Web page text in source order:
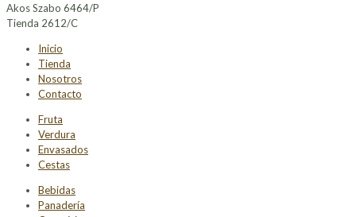
Akos Szabo 6464/P
Tienda 2612/C
Inicio
Tienda
Nosotros
Contacto
Fruta
Verdura
Envasados
Cestas
Bebidas
Panadería